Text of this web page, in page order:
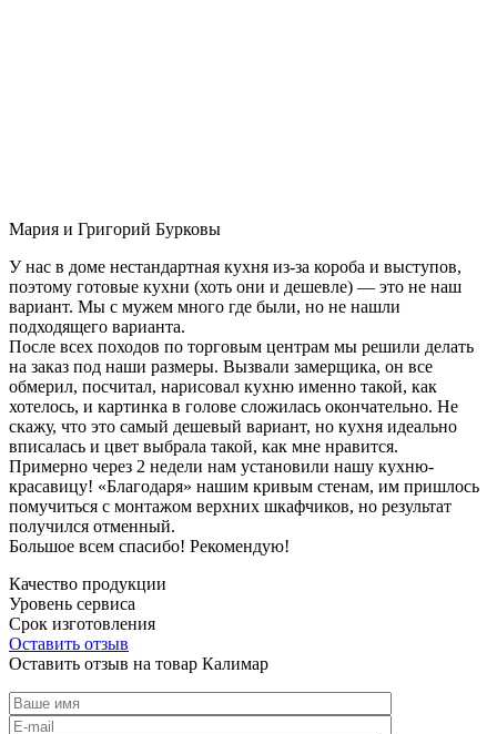
Мария и Григорий Бурковы
У нас в доме нестандартная кухня из-за короба и выступов,
поэтому готовые кухни (хоть они и дешевле) — это не наш
вариант. Мы с мужем много где были, но не нашли
подходящего варианта.
После всех походов по торговым центрам мы решили делать
на заказ под наши размеры. Вызвали замерщика, он все
обмерил, посчитал, нарисовал кухню именно такой, как
хотелось, и картинка в голове сложилась окончательно. Не
скажу, что это самый дешевый вариант, но кухня идеально
вписалась и цвет выбрала такой, как мне нравится.
Примерно через 2 недели нам установили нашу кухню-
красавицу! «Благодаря» нашим кривым стенам, им пришлось
помучиться с монтажом верхних шкафчиков, но результат
получился отменный.
Большое всем спасибо! Рекомендую!
Качество продукции
Уровень сервиса
Срок изготовления
Оставить отзыв
Оставить отзыв на товар Калимар